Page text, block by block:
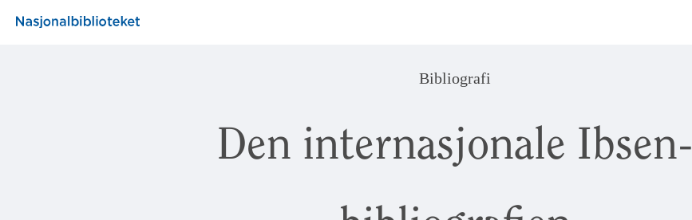
Bibliografi
Den internasjonale Ibsen-